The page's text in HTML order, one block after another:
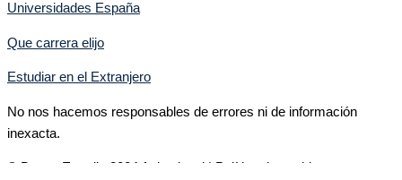
Universidades España
Que carrera elijo
Estudiar en el Extranjero
No nos hacemos responsables de errores ni de información
inexacta.
© Becas Estudio 2024 Aviso legal | Política de cookies